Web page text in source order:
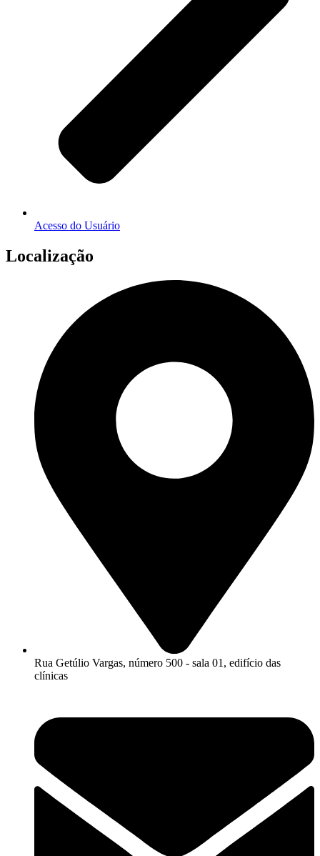
Acesso do Usuário
Localização
Rua Getúlio Vargas, número 500 - sala 01, edifício das
clínicas